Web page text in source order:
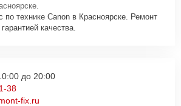
технике Canon в Красноярске. Ремонт
качества.
до 20:00
38
fix.ru